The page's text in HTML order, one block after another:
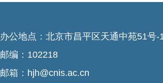
办公地点：北京市昌平区天通中苑51号
邮编：102218
邮箱：hjh@cnis.ac.cn